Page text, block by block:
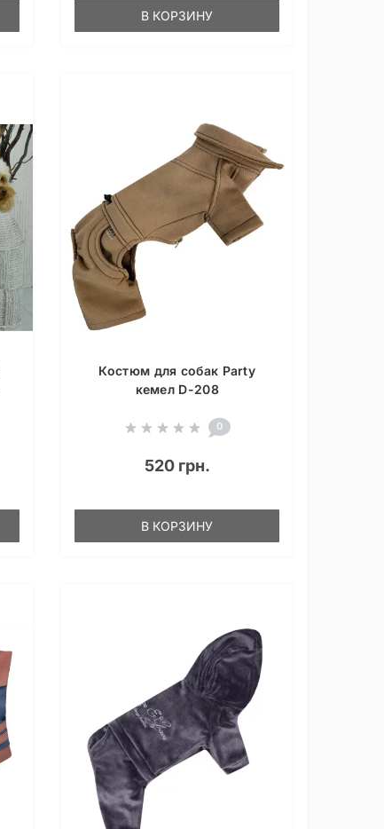
В КОРЗИНУ
Костюм для собак Party
кемел D-208
0
520 грн.
В КОРЗИНУ